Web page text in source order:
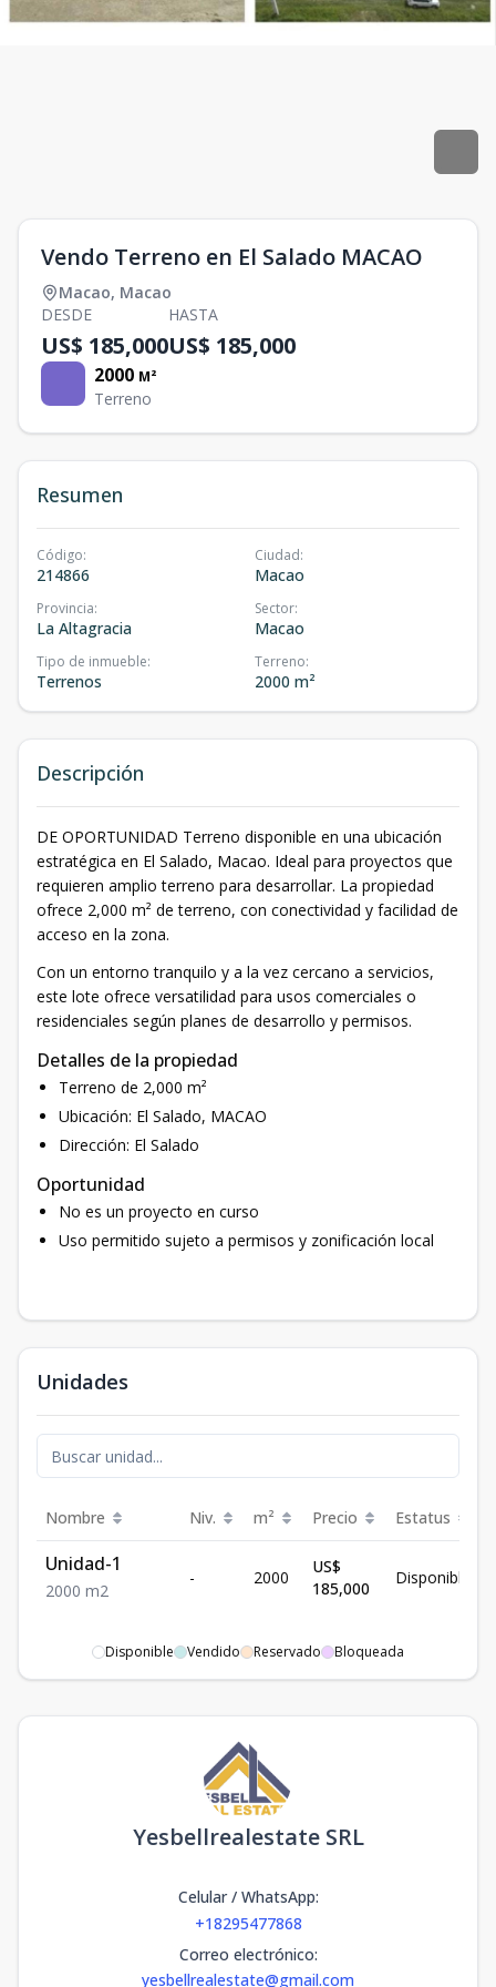
Vendo Terreno en El Salado MACAO
Macao, Macao
DESDE
US$ 185,000
HASTA
US$ 185,000
2000 M²
Terreno
Resumen
Código:
214866
Ciudad:
Macao
Provincia:
La Altagracia
Sector:
Macao
Tipo de inmueble:
Terrenos
Terreno:
2000 m²
Descripción
DE OPORTUNIDAD Terreno disponible en una ubicación
estratégica en El Salado, Macao. Ideal para proyectos que
requieren amplio terreno para desarrollar. La propiedad
ofrece 2,000 m² de terreno, con conectividad y facilidad de
acceso en la zona.
Con un entorno tranquilo y a la vez cercano a servicios,
este lote ofrece versatilidad para usos comerciales o
residenciales según planes de desarrollo y permisos.
Detalles de la propiedad
Terreno de 2,000 m²
Ubicación: El Salado, MACAO
Dirección: El Salado
Oportunidad
No es un proyecto en curso
Uso permitido sujeto a permisos y zonificación local
Unidades
Nombre Niv. m² Precio Estatus
Unidad-1
2000 m2
- 2000
US$
185,000
Disponible
Disponible Vendido Reservado Bloqueada
Yesbellrealestate SRL
Celular / WhatsApp:
+18295477868
Correo electrónico:
yesbellrealestate@gmail.com